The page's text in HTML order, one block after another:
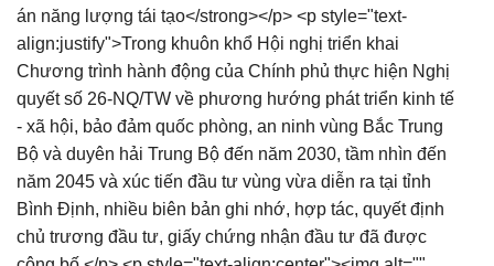
án năng lượng tái tạo</strong></p> <p style="text-
align:justify">Trong khuôn khổ Hội nghị triển khai
Chương trình hành động của Chính phủ thực hiện Nghị
quyết số 26-NQ/TW về phương hướng phát triển kinh tế
- xã hội, bảo đảm quốc phòng, an ninh vùng Bắc Trung
Bộ và duyên hải Trung Bộ đến năm 2030, tầm nhìn đến
năm 2045 và xúc tiến đầu tư vùng vừa diễn ra tại tỉnh
Bình Định, nhiều biên bản ghi nhớ, hợp tác, quyết định
chủ trương đầu tư, giấy chứng nhận đầu tư đã được